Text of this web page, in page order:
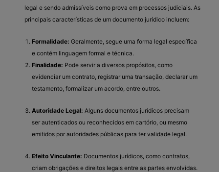
legal e sendo admissíveis como prova em processos judiciais. As
principais características de um documento jurídico incluem:
Formalidade: Geralmente, segue uma forma legal específica
e contém linguagem formal e técnica.
Finalidade: Pode servir a diversos propósitos, como
evidenciar um contrato, registrar uma transação, declarar um
testamento, formalizar um acordo, entre outros.
Autoridade Legal: Alguns documentos jurídicos precisam
ser autenticados ou reconhecidos em cartório, ou mesmo
emitidos por autoridades públicas para ter validade legal.
Efeito Vinculante: Documentos jurídicos, como contratos,
criam obrigações e direitos legais entre as partes envolvidas.